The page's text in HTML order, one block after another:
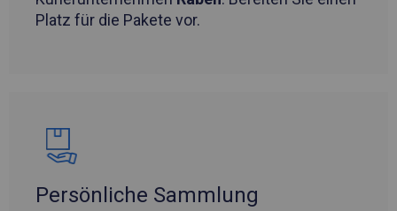
Platz für die Pakete vor.
Persönliche Sammlung